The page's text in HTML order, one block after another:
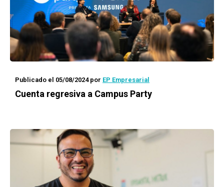
Publicado el 05/08/2024por EP Empresarial
Cuenta regresiva a Campus Party